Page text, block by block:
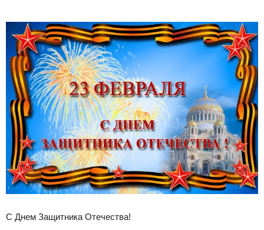
собор
С Днем Защитника Отечества!